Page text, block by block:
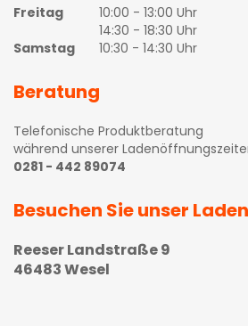
Freitag
10:00 - 13:00 Uhr
14:30 - 18:30 Uhr
Samstag
10:30 - 14:30 Uhr
Beratung
Telefonische Produktberatung
während unserer
0281 - 442 89074
Besuchen Sie unser
Reeser Landstraße 9
46483 Wesel